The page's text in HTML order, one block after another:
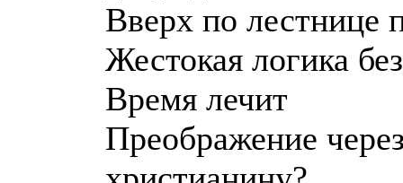
Вверх по лестнице
Жестокая логика
Время лечит
Преображение